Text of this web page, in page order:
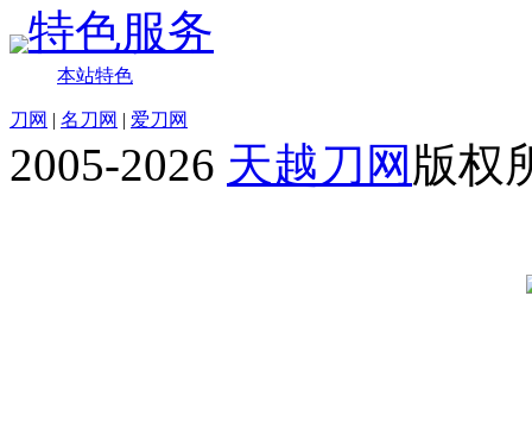
特色服务
本站特色
刀网 | 名刀网 | 爱刀网
2005-2026 天越刀网 版权